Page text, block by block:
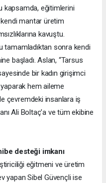
kapsamda, eğitimlerini
mantar üretim
kavuştu.
tamamladıktan sonra kendi
başladı. Aslan, “Tarsus
bir kadın girişimci
hem aileme
çevremdeki insanlara iş
Ali Boltaç’a ve tüm ekibine
desteği imkanı
eğitmeni ve üretim
yapan Sibel Güvençli ise